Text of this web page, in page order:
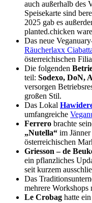
auch außerhalb des
Speisekarte sind
2025 gab es
planted.chicken
Das neue
Räucherlaxx
österreichischen
Die folgenden
teil: Sodexo, DoN,
versorgen
großen Stil.
Das Lokal
umfangreiche
Ferrero brachte
„Nutella“ im
österreichischen
Griesson – de
ein pflanzliches
seit kurzem
Das
mehrere Workshops
Le Crobag hatte